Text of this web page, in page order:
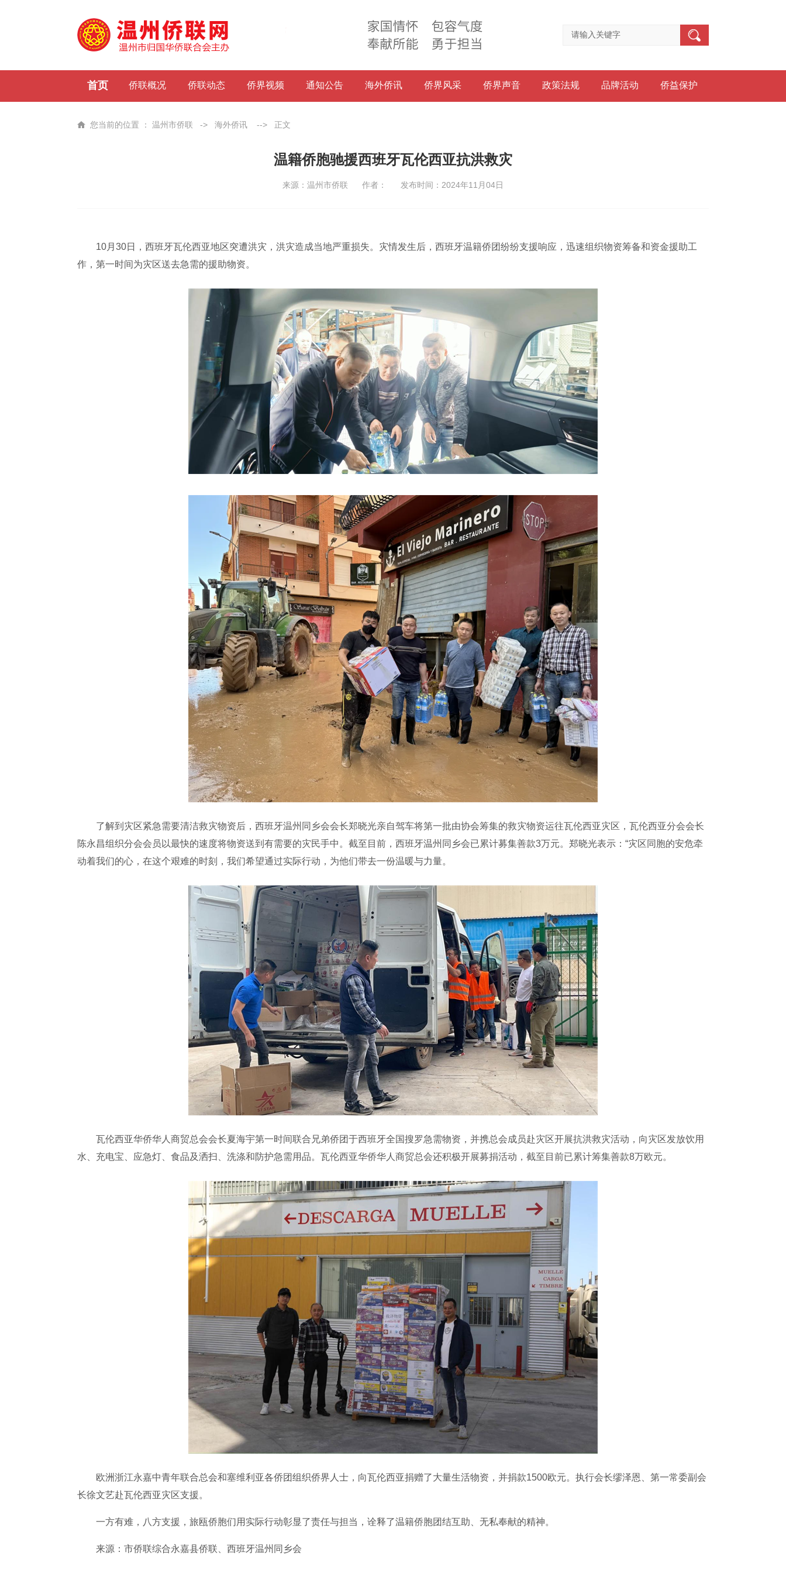
首页 侨联概况 侨联动态 侨界视频 通知公告 海外侨讯 侨界风采 侨界声音 政策法规 品牌活动 侨益保护
您当前的位置 ： 温州市侨联 -> 海外侨讯 --> 正文
温籍侨胞驰援西班牙瓦伦西亚抗洪救灾
来源：温州市侨联 作者： 发布时间：2024年11月04日
10月30日，西班牙瓦伦西亚地区突遭洪灾，洪灾造成当地严重损失。灾情发生后，西班牙温籍侨团纷纷支援响应，迅速组织物资筹备和资金援助工
作，第一时间为灾区送去急需的援助物资。
了解到灾区紧急需要清洁救灾物资后，西班牙温州同乡会会长郑晓光亲自驾车将第一批由协会筹集的救灾物资运往瓦伦西亚灾区，瓦伦西亚分会会长
陈永昌组织分会会员以最快的速度将物资送到有需要的灾民手中。截至目前，西班牙温州同乡会已累计募集善款3万元。郑晓光表示：“灾区同胞的安危牵
动着我们的心，在这个艰难的时刻，我们希望通过实际行动，为他们带去一份温暖与力量。
瓦伦西亚华侨华人商贸总会会长夏海宇第一时间联合兄弟侨团于西班牙全国搜罗急需物资，并携总会成员赴灾区开展抗洪救灾活动，向灾区发放饮用
水、充电宝、应急灯、食品及洒扫、洗涤和防护急需用品。瓦伦西亚华侨华人商贸总会还积极开展募捐活动，截至目前已累计筹集善款8万欧元。
欧洲浙江永嘉中青年联合总会和塞维利亚各侨团组织侨界人士，向瓦伦西亚捐赠了大量生活物资，并捐款1500欧元。执行会长缪泽恩、第一常委副会
长徐文艺赴瓦伦西亚灾区支援。
一方有难，八方支援，旅瓯侨胞们用实际行动彰显了责任与担当，诠释了温籍侨胞团结互助、无私奉献的精神。
来源：市侨联综合永嘉县侨联、西班牙温州同乡会